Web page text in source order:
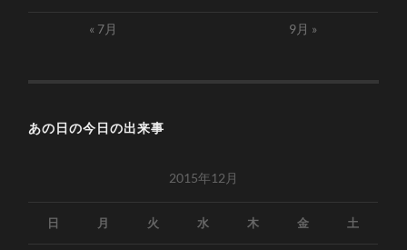
« 7月 9月 »
あの日の今日の出来事
2015年12月
日 月 火 水 木 金 土